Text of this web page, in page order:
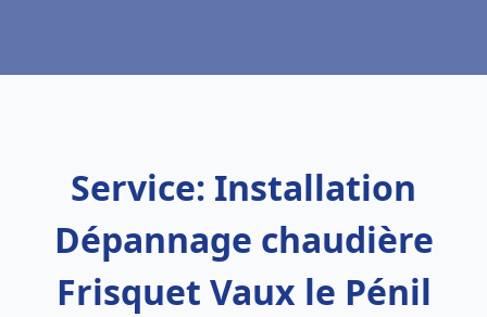
Service: Installation
Dépannage chaudière
Frisquet Vaux le Pénil